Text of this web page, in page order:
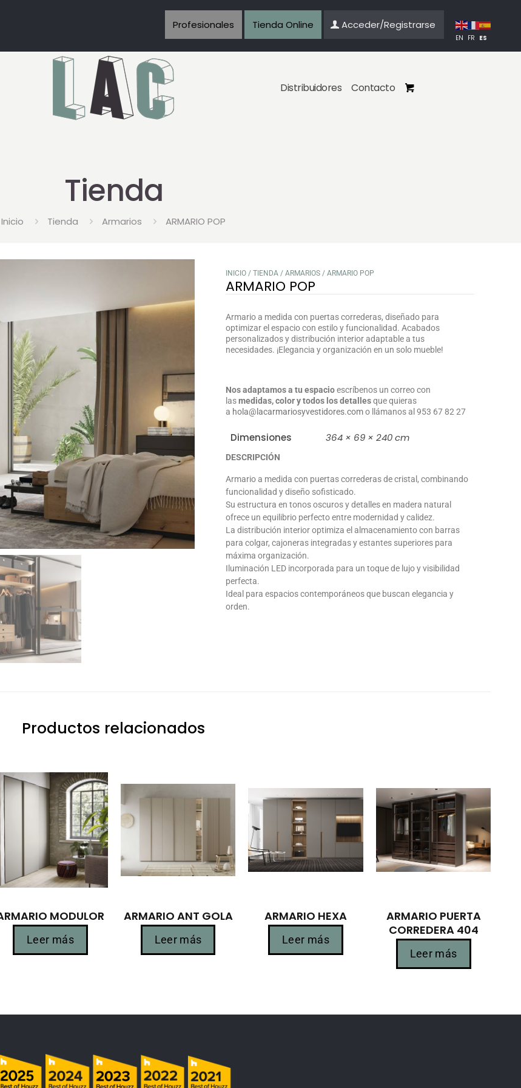
Profesionales Tienda Online Acceder/Registrarse
EN FR ES
Distribuidores Contacto
Tienda
Inicio Tienda Armarios ARMARIO POP
INICIO/ TIENDA/ ARMARIOS/ ARMARIO POP
ARMARIO POP
Armario a medida con puertas correderas, diseñado para
optimizar el espacio con estilo y funcionalidad. Acabados
personalizados y distribución interior adaptable a tus
necesidades. ¡Elegancia y organización en un solo mueble!
Nos adaptamos a tu espacioescríbenos un correo con
lasmedidas, color y todos los detallesque quieras
a hola@lacarmariosyvestidores.como llámanos al 953 67 82 27
Dimensiones 364 × 69 × 240 cm
DESCRIPCIÓN
Armario a medida con puertas correderas de cristal, combinando
funcionalidad y diseño sofisticado.
Su estructura en tonos oscuros y detalles en madera natural
ofrece un equilibrio perfecto entre modernidad y calidez.
La distribución interior optimiza el almacenamiento con barras
para colgar, cajoneras integradas y estantes superiores para
máxima organización.
Iluminación LED incorporada para un toque de lujo y visibilidad
perfecta.
Ideal para espacios contemporáneos que buscan elegancia y
orden.
Productos relacionados
MODULOR
Leer más
ARMARIO ANT GOLA
Leer más
ARMARIO HEXA
Leer más
ARMARIO PUERTA
CORREDERA 404
Leer más